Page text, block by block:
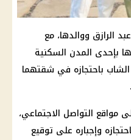
الرازق ووالدها، مع
بإحدى المدن السكنية
باحتجازه في شقتهما
مواقع التواصل الاجتماعي،
وإجباره على توقيع